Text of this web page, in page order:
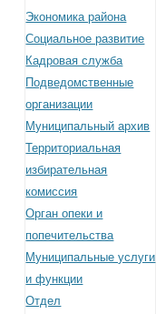
Экономика района
Социальное развитие
Кадровая служба
Подведомственные
организации
Муниципальный архив
Территориальная
избирательная
комиссия
Орган опеки и
попечительства
Муниципальные услуги
и функции
Отдел